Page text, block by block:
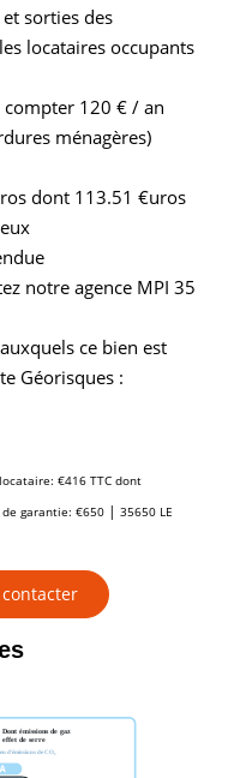
sorties des
locataires occupants
compter 120 € / an
ménagères)
dont 113.51 €uros
notre agence MPI 35
ce bien est
Géorisques :
€416 TTC dont
de garantie: €650 | 35650 LE